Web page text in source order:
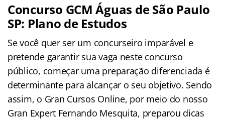
Concurso GCM Águas de São Paulo
SP: Plano de Estudos
Se você quer ser um concurseiro imparável e
pretende garantir sua vaga neste concurso
público, começar uma preparação diferenciada é
determinante para alcançar o seu objetivo. Sendo
assim, o Gran Cursos Online, por meio do nosso
Gran Expert Fernando Mesquita, preparou dicas